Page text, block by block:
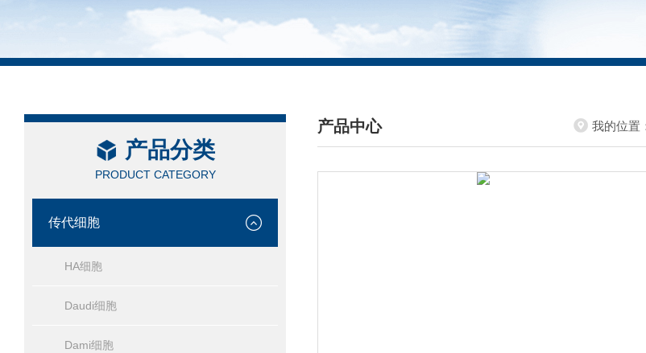
产品分类
PRODUCT CATEGORY
传代细胞
HA细胞
Daudi细胞
Dami细胞
产品中心
/ PRODUCTS CENTER
我的位置